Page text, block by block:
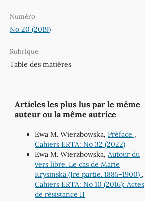
Numéro
No 20 (2019)
Rubrique
Table des matières
Articles les plus lus par le même
auteur ou la même autrice
Ewa M. Wierzbowska, Préface ,
Cahiers ERTA: No 32 (2022)
Ewa M. Wierzbowska, Autour du
vers libre. Le cas de Marie
Krysinska (Ire partie. 1885-1900) ,
Cahiers ERTA: No 10 (2016): Actes
de résistance II